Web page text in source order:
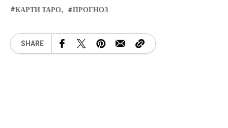
КАРТИ ТАРО ПРОГНОЗ
SHARE